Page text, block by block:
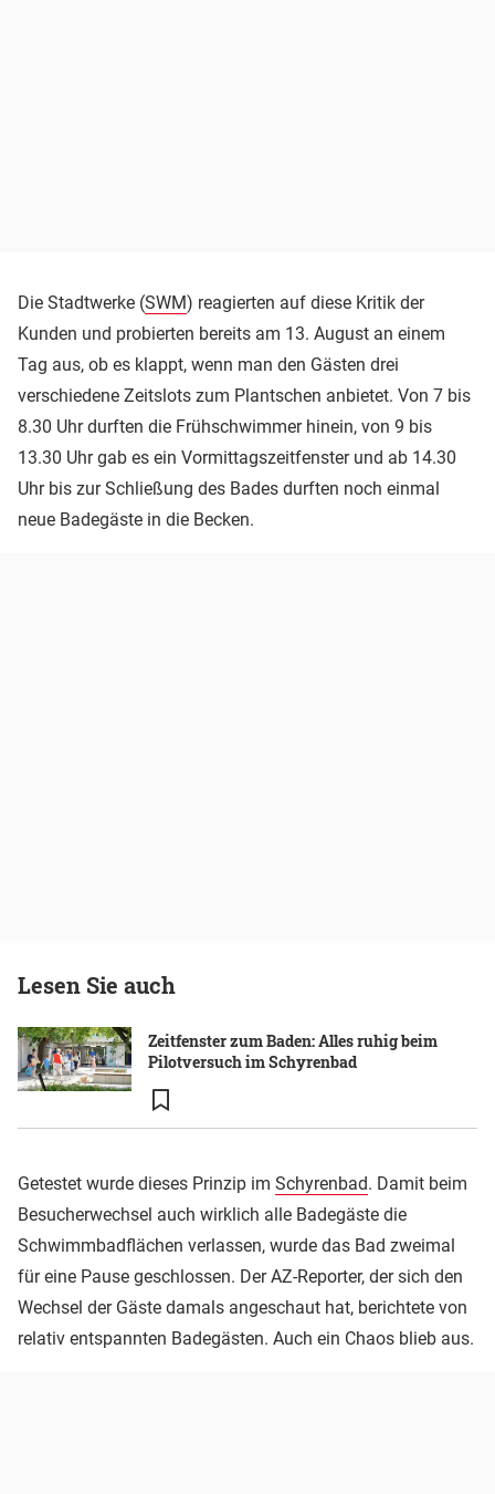
Die Stadtwerke (SWM) reagierten auf diese Kritik der
Kunden und probierten bereits am 13. August an einem
Tag aus, ob es klappt, wenn man den Gästen drei
verschiedene Zeitslots zum Plantschen anbietet. Von 7 bis
8.30 Uhr durften die Frühschwimmer hinein, von 9 bis
13.30 Uhr gab es ein Vormittagszeitfenster und ab 14.30
Uhr bis zur Schließung des Bades durften noch einmal
neue Badegäste in die Becken.
Lesen Sie auch
Zeitfenster zum Baden: Alles ruhig beim
Pilotversuch im Schyrenbad
Getestet wurde dieses Prinzip im Schyrenbad. Damit beim
Besucherwechsel auch wirklich alle Badegäste die
Schwimmbadflächen verlassen, wurde das Bad zweimal
für eine Pause geschlossen. Der AZ-Reporter, der sich den
Wechsel der Gäste damals angeschaut hat, berichtete von
relativ entspannten Badegästen. Auch ein Chaos blieb aus.